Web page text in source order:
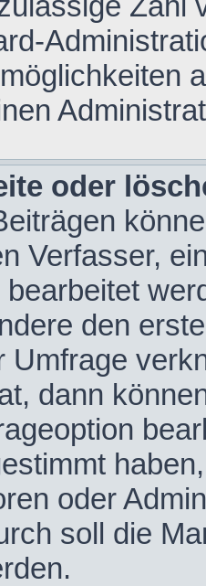
oder
Verfasser,
den
Umfrage
dann
oder
soll die